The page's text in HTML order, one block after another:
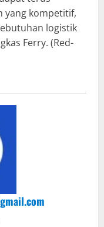
yang kompetitif,
logistik
Ferry. (Red-